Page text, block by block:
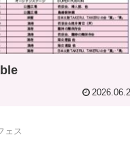
ェス